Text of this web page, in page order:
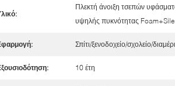
Πλεκτή άνοιξη τσεπών
υψηλής πυκνότητας
Σπίτι/ξενοδοχείο/σχολείο/
10 έτη